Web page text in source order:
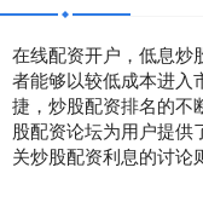
在线配资开户，低息炒
者能够以较低成本进入
捷，炒股配资排名的不
股配资论坛为用户提
关炒股配资利息的讨论